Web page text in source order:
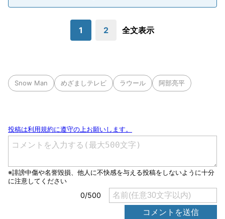
1 2 全文表示
Snow Man めざましテレビ ラウール 阿部亮平